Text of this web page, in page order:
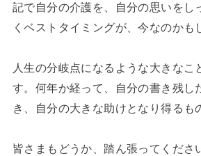
記で自分の介護を、自分の思いをし
くベストタイミングが、今なのかも
人生の分岐点になるような大きなこ
す。何年か経って、自分の書き残し
き、自分の大きな助けとなり得るも
皆さまもどうか、踏ん張ってくださ